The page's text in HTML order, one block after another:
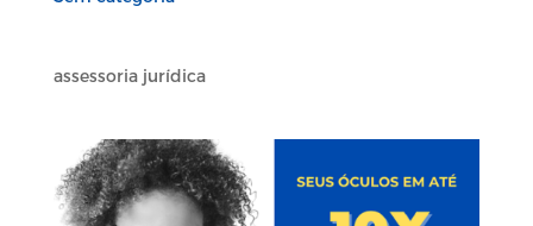
assessoria jurídica